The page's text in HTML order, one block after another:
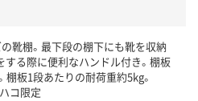
。下記商品詳細「
加点項目
」で確認できます。
の靴棚。最下段の棚下にも靴を収納
する際に便利なハンドル付き。棚板
板1段あたりの耐荷重約5kg。
コ限定